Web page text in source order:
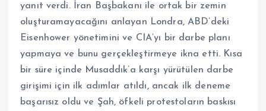
yanıt verdi. İran Başbakanı ile ortak bir zemin
oluşturamayacağını anlayan Londra, ABD’deki
Eisenhower yönetimini ve CIA’yı bir darbe planı
yapmaya ve bunu gerçekleştirmeye ikna etti. Kısa
bir süre içinde Musaddık’a karşı yürütülen darbe
girişimi için ilk adımlar atıldı, ancak ilk deneme
başarısız oldu ve Şah, öfkeli protestoların baskısı